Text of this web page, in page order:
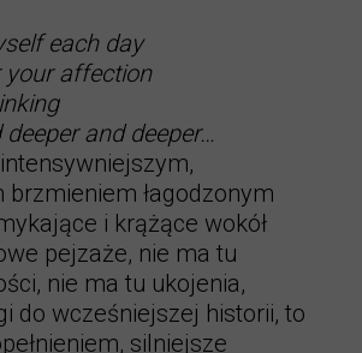
each day
your affection
deeper and deeper…
brzmieniem łagodzonym
i krążące wokół
pejzaże, nie ma tu
nie ma tu ukojenia,
do wcześniejszej historii, to
silniejsze